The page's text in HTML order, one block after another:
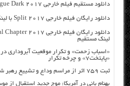
دانلود مستقیم فیلم خارجی Justice League Dark 2017 از سرور سایت
دانلود رایگان فیلم خارجی Split 2017 با لینک مستقیم
لینک مستقیم
«اسباب زحمت» و تکرار موقعیت آبروداری
«پایتخت۷» و چرخه تکرار
ثبت ۷۵۹ اثر از مراسم وداع و تشییع رهبر شهید انقلاب
بهنام بانی در آمریکا: موج جدید استقبال از